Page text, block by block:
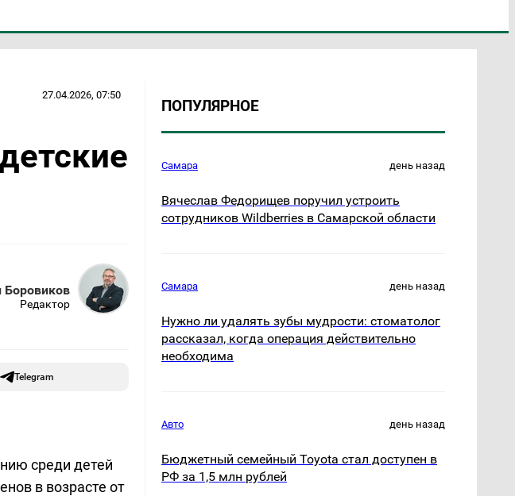
27.04.2026, 07:50
Боровиков
Редактор
Telegram
среди детей
в возрасте от
ПОПУЛЯРНОЕ
Самара день назад
Вячеслав Федорищев поручил устроить
сотрудников Wildberries в Самарской области
Самара день назад
Нужно ли удалять зубы мудрости: стоматолог
рассказал, когда операция действительно
необходима
Авто день назад
Бюджетный семейный Toyota стал доступен в
РФ за 1,5 млн рублей